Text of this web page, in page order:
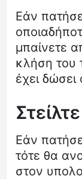
Εάν
μπαίνετε
κλήση του
έχει
Εάν
τότε θα
στον